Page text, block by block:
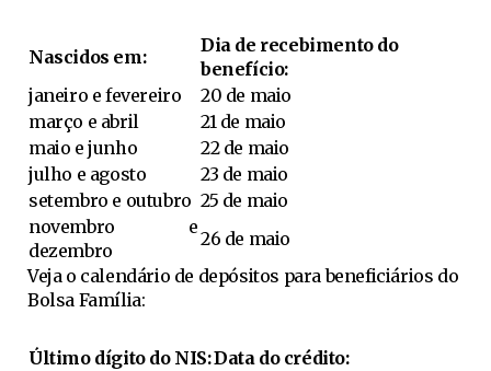
Nascidos em:
Dia de recebimento do
benefício:
janeiro e fevereiro
20 de maio
março e abril
21 de maio
maio e junho
22 de maio
julho e agosto
23 de maio
setembro e outubro 25 de maio
novembro e
dezembro
26 de maio
Veja o calendário de depósitos para beneficiários do
Bolsa Família:
Último dígito do NIS:Data do crédito: